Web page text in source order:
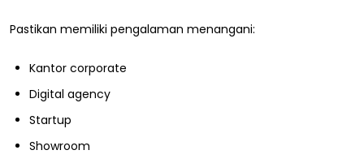
Pastikan memiliki pengalaman menangani:
Kantor corporate
Digital agency
Startup
Showroom